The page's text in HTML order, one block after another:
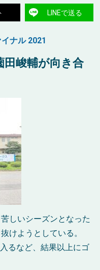
LINEで送る
ナル 2021
田峻輔が向き合
しいシーズンとなった
けようとしている。
るなど、結果以上にゴ